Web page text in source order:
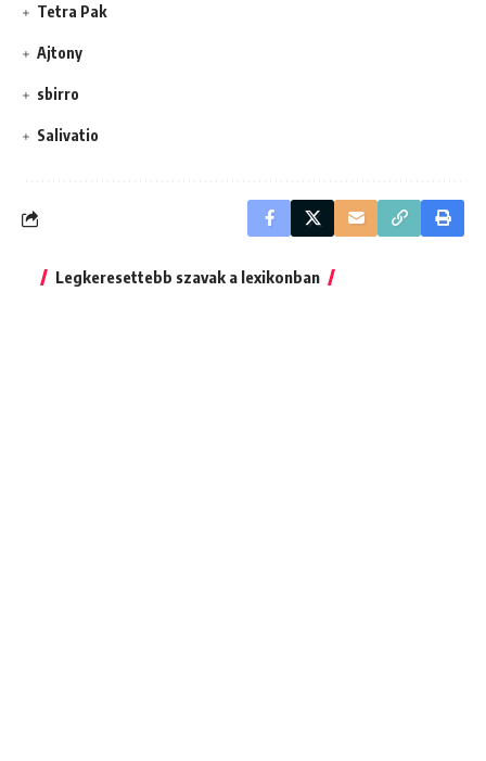
Tetra Pak
Ajtony
sbirro
Salivatio
Legkeresettebb szavak a lexikonban